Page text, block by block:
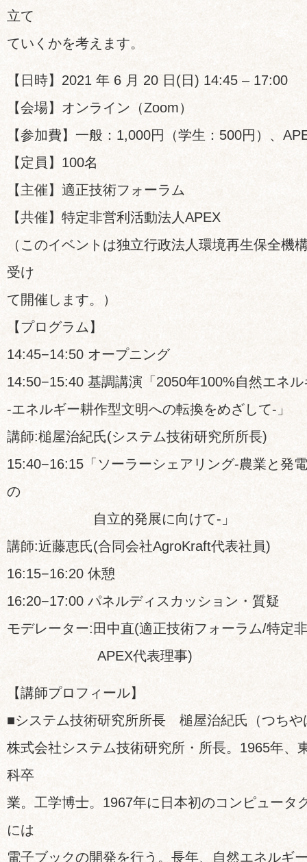
立て
ていくかを考えます。
【日時】2021 年 6 月 20 日(日) 14:45 – 17:00
【会場】オンライン（Zoom）
【参加費】一般：1,000円（学生：500円）、
【定員】100名
【主催】適正技術フォーラム
【共催】特定非営利活動法人APEX
（このイベントは独立行政法人環境再生保全機
受け
て開催します。）
【プログラム】
14:45−14:50 オープニング
14:50−15:40 基調講演「2050年100%自然エネ
-エネルギー耕作型文明への転換をめざして-」
講師:槌屋治紀氏(システム技術研究所所長)
15:40−16:15「ソーラーシェアリング-農業と発
の
自立的発展に向けて-」
講師:近藤恵氏(合同会社AgroKraft代表社員)
16:15−16:20 休憩
16:20−17:00 パネルディスカッション・質疑
モデレーター:田中直(適正技術フォーラム/特定
APEX代表理事)
【講師プロフィール】
■システム技術研究所所長 槌屋治紀氏（つちや
株式会社システム技術研究所・所長。1965年、
科卒
業。工学博士。1967年に日本初のコンピュータ
には
電子ブックの開発を行う。長年、自然エネルギ